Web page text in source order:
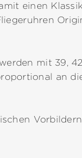
einen
mit 39,
an